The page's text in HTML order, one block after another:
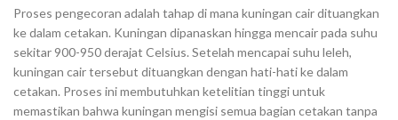
Proses pengecoran adalah tahap di mana kuningan cair dituangkan
ke dalam cetakan. Kuningan dipanaskan hingga mencair pada suhu
sekitar 900-950 derajat Celsius. Setelah mencapai suhu leleh,
kuningan cair tersebut dituangkan dengan hati-hati ke dalam
cetakan. Proses ini membutuhkan ketelitian tinggi untuk
memastikan bahwa kuningan mengisi semua bagian cetakan tanpa